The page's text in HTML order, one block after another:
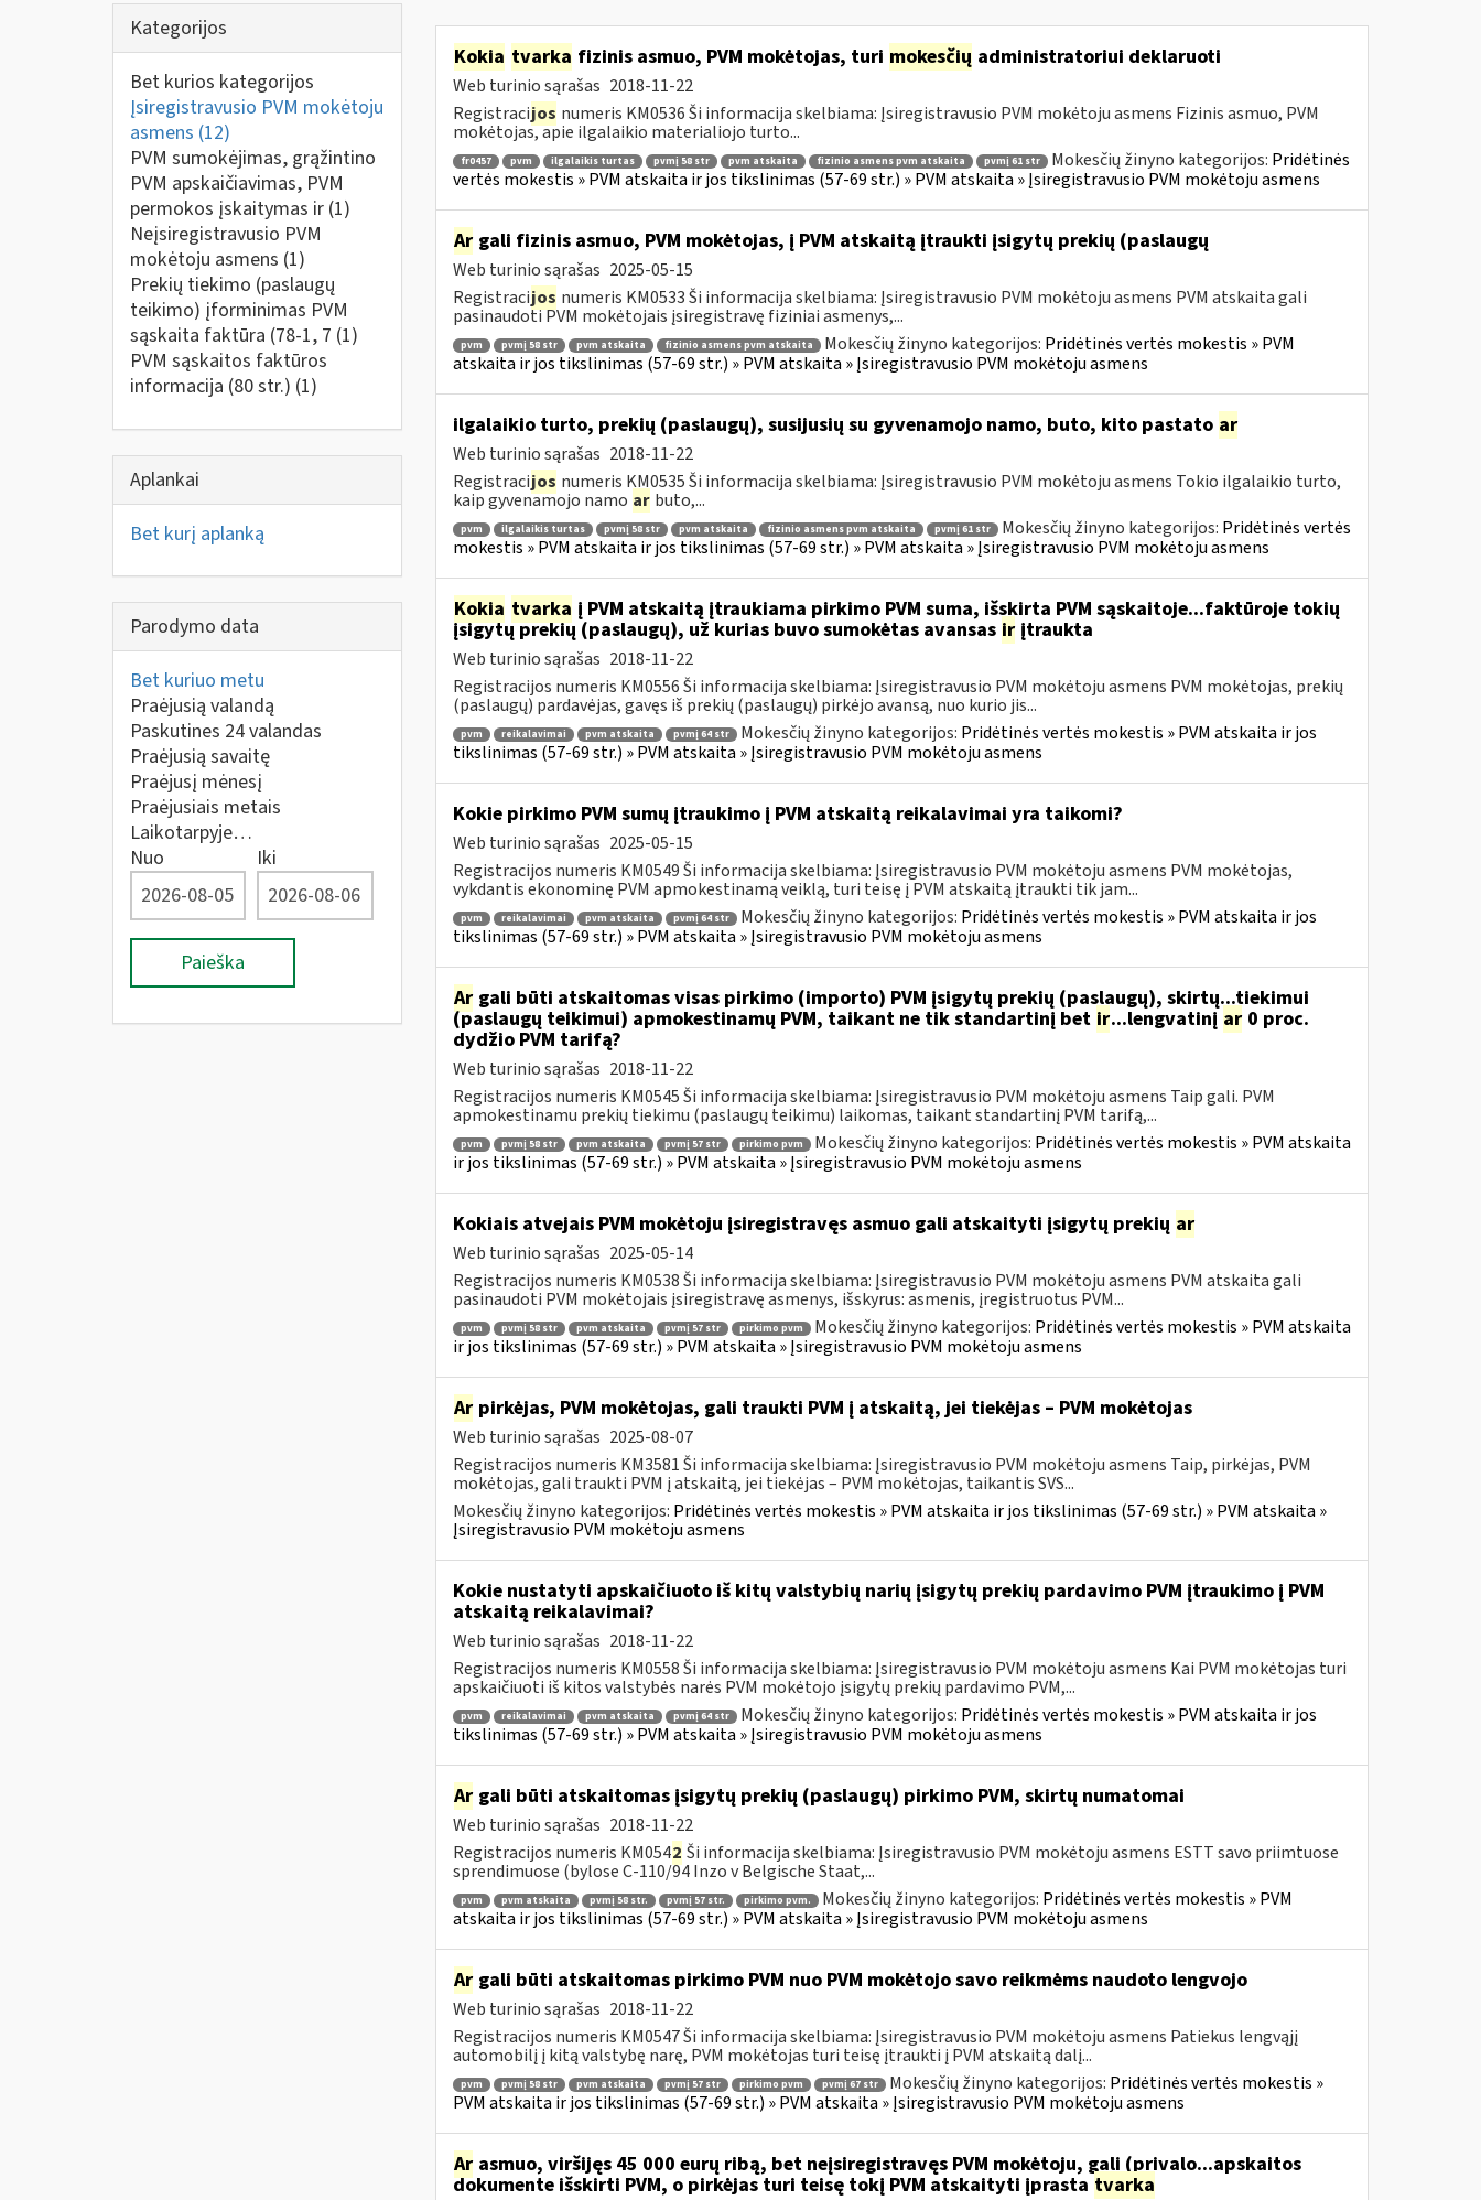
Kategorijos
Bet kurios kategorijos
Įsiregistravusio PVM mokėtoju
asmens (12)
PVM sumokėjimas, grąžintino
PVM apskaičiavimas, PVM
permokos įskaitymas ir (1)
Neįsiregistravusio PVM
mokėtoju asmens (1)
Prekių tiekimo (paslaugų
teikimo) įforminimas PVM
sąskaita faktūra (78-1, 7 (1)
PVM sąskaitos faktūros
informacija (80 str.) (1)
Aplankai
Bet kurį aplanką
Parodymo data
Bet kuriuo metu
Praėjusią valandą
Paskutines 24 valandas
Praėjusią savaitę
Praėjusį mėnesį
Praėjusiais metais
Laikotarpyje…
Nuo
Iki
Paieška
Kokia tvarka fizinis asmuo, PVM mokėtojas, turi mokesčių administratoriui deklaruoti
Web turinio sąrašas 2018-11-22
Registracijos numeris KM0536 Ši informacija skelbiama: Įsiregistravusio PVM mokėtoju asmens Fizinis asmuo, PVM
mokėtojas, apie ilgalaikio materialiojo turto...
fr0457 pvm ilgalaikis turtas pvmį 58 str pvm atskaita fizinio asmens pvm atskaita pvmį 61 str Mokesčių žinyno kategorijos: Pridėtinės
vertės mokestis » PVM atskaita ir jos tikslinimas (57-69 str.) » PVM atskaita » Įsiregistravusio PVM mokėtoju asmens
Argali fizinis asmuo, PVM mokėtojas, į PVM atskaitą įtraukti įsigytų prekių (paslaugų
Web turinio sąrašas 2025-05-15
Registracijos numeris KM0533 Ši informacija skelbiama: Įsiregistravusio PVM mokėtoju asmens PVM atskaita gali
pasinaudoti PVM mokėtojais įsiregistravę fiziniai asmenys,...
pvm pvmį 58 str pvm atskaita fizinio asmens pvm atskaita Mokesčių žinyno kategorijos: Pridėtinės vertės mokestis » PVM
atskaita ir jos tikslinimas (57-69 str.) » PVM atskaita » Įsiregistravusio PVM mokėtoju asmens
ilgalaikio turto, prekių (paslaugų), susijusių su gyvenamojo namo, buto, kito pastato ar
Web turinio sąrašas 2018-11-22
Registracijos numeris KM0535 Ši informacija skelbiama: Įsiregistravusio PVM mokėtoju asmens Tokio ilgalaikio turto,
kaip gyvenamojo namo ar buto,...
pvm ilgalaikis turtas pvmį 58 str pvm atskaita fizinio asmens pvm atskaita pvmį 61 str Mokesčių žinyno kategorijos: Pridėtinės vertės
mokestis » PVM atskaita ir jos tikslinimas (57-69 str.) » PVM atskaita » Įsiregistravusio PVM mokėtoju asmens
Kokia tvarka į PVM atskaitą įtraukiama pirkimo PVM suma, išskirta PVM sąskaitoje...faktūroje tokių
įsigytų prekių (paslaugų), už kurias buvo sumokėtas avansas irįtraukta
Web turinio sąrašas 2018-11-22
Registracijos numeris KM0556 Ši informacija skelbiama: Įsiregistravusio PVM mokėtoju asmens PVM mokėtojas, prekių
(paslaugų) pardavėjas, gavęs iš prekių (paslaugų) pirkėjo avansą, nuo kurio jis...
pvm reikalavimai pvm atskaita pvmį 64 str Mokesčių žinyno kategorijos: Pridėtinės vertės mokestis » PVM atskaita ir jos
tikslinimas (57-69 str.) » PVM atskaita » Įsiregistravusio PVM mokėtoju asmens
Kokie pirkimo PVM sumų įtraukimo į PVM atskaitą reikalavimai yra taikomi?
Web turinio sąrašas 2025-05-15
Registracijos numeris KM0549 Ši informacija skelbiama: Įsiregistravusio PVM mokėtoju asmens PVM mokėtojas,
vykdantis ekonominę PVM apmokestinamą veiklą, turi teisę į PVM atskaitą įtraukti tik jam...
pvm reikalavimai pvm atskaita pvmį 64 str Mokesčių žinyno kategorijos: Pridėtinės vertės mokestis » PVM atskaita ir jos
tikslinimas (57-69 str.) » PVM atskaita » Įsiregistravusio PVM mokėtoju asmens
Argali būti atskaitomas visas pirkimo (importo) PVM įsigytų prekių (paslaugų), skirtų...tiekimui
(paslaugų teikimui) apmokestinamų PVM, taikant ne tik standartinį bet ir...lengvatinį ar0 proc.
dydžio PVM tarifą?
Web turinio sąrašas 2018-11-22
Registracijos numeris KM0545 Ši informacija skelbiama: Įsiregistravusio PVM mokėtoju asmens Taip gali. PVM
apmokestinamu prekių tiekimu (paslaugų teikimu) laikomas, taikant standartinį PVM tarifą,...
pvm pvmį 58 str pvm atskaita pvmį 57 str pirkimo pvm Mokesčių žinyno kategorijos: Pridėtinės vertės mokestis » PVM atskaita
ir jos tikslinimas (57-69 str.) » PVM atskaita » Įsiregistravusio PVM mokėtoju asmens
Kokiais atvejais PVM mokėtoju įsiregistravęs asmuo gali atskaityti įsigytų prekių ar
Web turinio sąrašas 2025-05-14
Registracijos numeris KM0538 Ši informacija skelbiama: Įsiregistravusio PVM mokėtoju asmens PVM atskaita gali
pasinaudoti PVM mokėtojais įsiregistravę asmenys, išskyrus: asmenis, įregistruotus PVM...
pvm pvmį 58 str pvm atskaita pvmį 57 str pirkimo pvm Mokesčių žinyno kategorijos: Pridėtinės vertės mokestis » PVM atskaita
ir jos tikslinimas (57-69 str.) » PVM atskaita » Įsiregistravusio PVM mokėtoju asmens
Arpirkėjas, PVM mokėtojas, gali traukti PVM į atskaitą, jei tiekėjas – PVM mokėtojas
Web turinio sąrašas 2025-08-07
Registracijos numeris KM3581 Ši informacija skelbiama: Įsiregistravusio PVM mokėtoju asmens Taip, pirkėjas, PVM
mokėtojas, gali traukti PVM į atskaitą, jei tiekėjas – PVM mokėtojas, taikantis SVS...
Mokesčių žinyno kategorijos: Pridėtinės vertės mokestis » PVM atskaita ir jos tikslinimas (57-69 str.) » PVM atskaita »
Įsiregistravusio PVM mokėtoju asmens
Kokie nustatyti apskaičiuoto iš kitų valstybių narių įsigytų prekių pardavimo PVM įtraukimo į PVM
atskaitą reikalavimai?
Web turinio sąrašas 2018-11-22
Registracijos numeris KM0558 Ši informacija skelbiama: Įsiregistravusio PVM mokėtoju asmens Kai PVM mokėtojas turi
apskaičiuoti iš kitos valstybės narės PVM mokėtojo įsigytų prekių pardavimo PVM,...
pvm reikalavimai pvm atskaita pvmį 64 str Mokesčių žinyno kategorijos: Pridėtinės vertės mokestis » PVM atskaita ir jos
tikslinimas (57-69 str.) » PVM atskaita » Įsiregistravusio PVM mokėtoju asmens
Argali būti atskaitomas įsigytų prekių (paslaugų) pirkimo PVM, skirtų numatomai
Web turinio sąrašas 2018-11-22
Registracijos numeris KM0542 Ši informacija skelbiama: Įsiregistravusio PVM mokėtoju asmens ESTT savo priimtuose
sprendimuose (bylose C-110/94 Inzo v Belgische Staat,...
pvm pvm atskaita pvmį 58 str. pvmį 57 str. pirkimo pvm. Mokesčių žinyno kategorijos: Pridėtinės vertės mokestis » PVM
atskaita ir jos tikslinimas (57-69 str.) » PVM atskaita » Įsiregistravusio PVM mokėtoju asmens
Argali būti atskaitomas pirkimo PVM nuo PVM mokėtojo savo reikmėms naudoto lengvojo
Web turinio sąrašas 2018-11-22
Registracijos numeris KM0547 Ši informacija skelbiama: Įsiregistravusio PVM mokėtoju asmens Patiekus lengvąjį
automobilį į kitą valstybę narę, PVM mokėtojas turi teisę įtraukti į PVM atskaitą dalį...
pvm pvmį 58 str pvm atskaita pvmį 57 str pirkimo pvm pvmį 67 str Mokesčių žinyno kategorijos: Pridėtinės vertės mokestis »
PVM atskaita ir jos tikslinimas (57-69 str.) » PVM atskaita » Įsiregistravusio PVM mokėtoju asmens
Arasmuo, viršijęs 45 000 eurų ribą, bet neįsiregistravęs PVM mokėtoju, gali (privalo...apskaitos
dokumente išskirti PVM, o pirkėjas turi teisę tokį PVM atskaityti įprasta tvarka